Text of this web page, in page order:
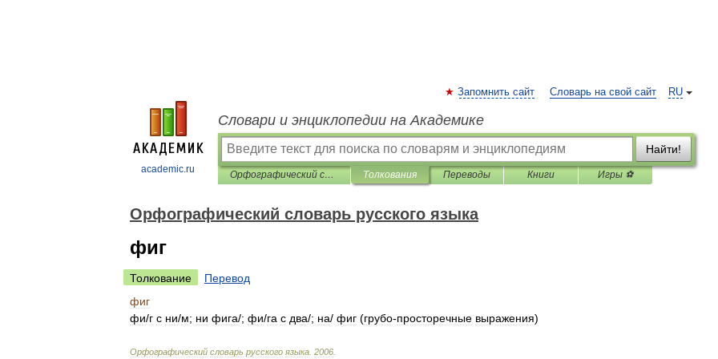
academic.ru
RU
Запомнить сайт Словарь на свой сайт
Словари и энциклопедии на Академике
Найти!
Орфографический словарь русского языка Толкования Переводы Книги Игры ⚽
Орфографический словарь русского языка
фиг
Толкование
Перевод
фиг
фи/г с ни/м; ни фига/; фи/га с два/; на/ фиг (грубо-просторечные выражения)
Орфографический словарь русского языка 2006